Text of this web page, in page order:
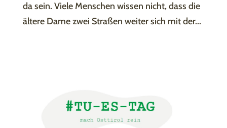
da sein. Viele Menschen wissen nicht, dass die
ältere Dame zwei Straßen weiter sich mit der...